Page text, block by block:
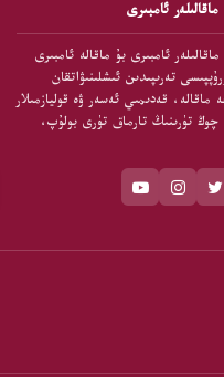
ئامبىرى
ئامبىرى بۇ ماقالە ئامبىرى
تەرىپىدىن ئىشلىنىۋاتقان
ماقالە، قەدىمىي ئەسەر ۋە قوليازمىلار
چوڭ تۈرىنىڭ تارماق تۈرى بولۇپ،